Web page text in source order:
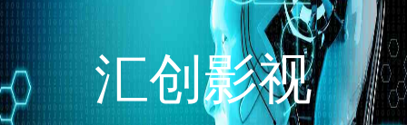
汇创影视